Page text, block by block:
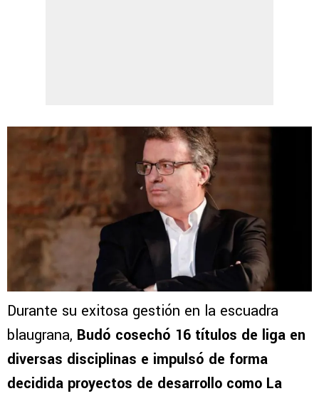
Durante su exitosa gestión en la escuadra
blaugrana, Budó cosechó 16 títulos de liga en
diversas disciplinas e impulsó de forma
decidida proyectos de desarrollo como La